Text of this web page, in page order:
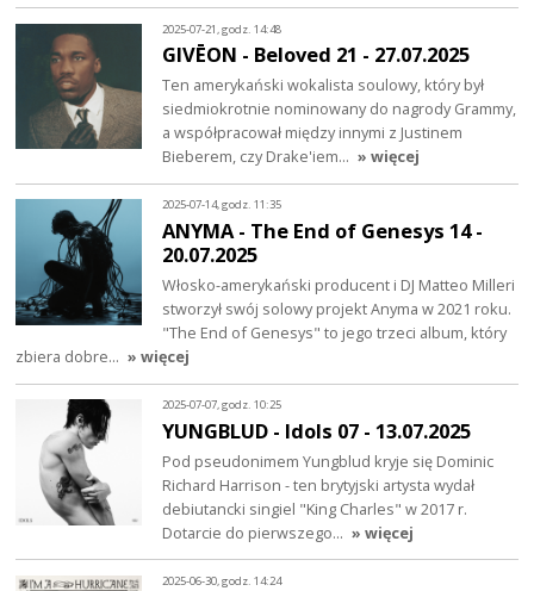
2025-07-21, godz. 14:48
GIVĒON - Beloved 21 - 27.07.2025
Ten amerykański wokalista soulowy, który był
siedmiokrotnie nominowany do nagrody Grammy,
a współpracował między innymi z Justinem
Bieberem, czy Drake'iem… » więcej
2025-07-14, godz. 11:35
ANYMA - The End of Genesys 14 -
20.07.2025
Włosko-amerykański producent i DJ Matteo Milleri
stworzył swój solowy projekt Anyma w 2021 roku.
"The End of Genesys" to jego trzeci album, który
zbiera dobre… » więcej
2025-07-07, godz. 10:25
YUNGBLUD - Idols 07 - 13.07.2025
Pod pseudonimem Yungblud kryje się Dominic
Richard Harrison - ten brytyjski artysta wydał
debiutancki singiel "King Charles" w 2017 r.
Dotarcie do pierwszego… » więcej
2025-06-30, godz. 14:24